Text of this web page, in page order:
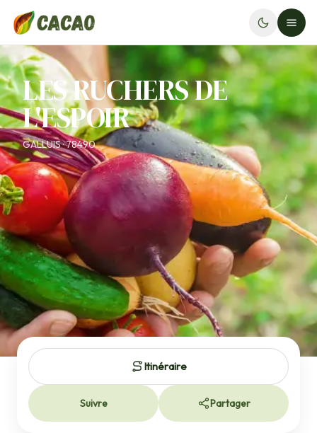
LES RUCHERS DE
L'ESPOIR
GALLUIS · 78490
Itinéraire
Suivre Partager